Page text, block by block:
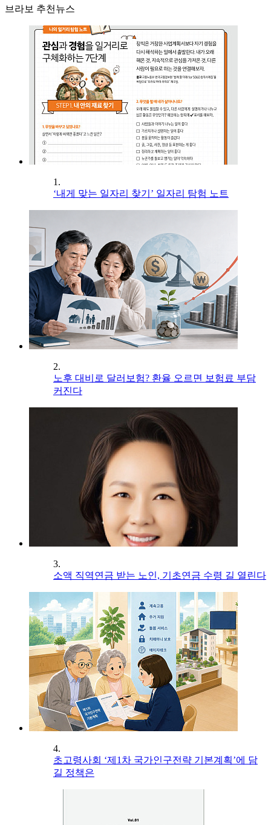
브라보 추천뉴스
1.
‘내게 맞는 일자리 찾기’ 일자리 탐험 노트
2.
노후 대비로 달러보험? 환율 오르면 보험료 부담
커진다
3.
소액 직역연금 받는 노인, 기초연금 수령 길 열린다
4.
초고령사회 ‘제1차 국가인구전략 기본계획’에 담
길 정책은